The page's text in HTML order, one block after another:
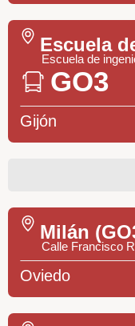
Escuela
Escuela de
GO3
Gijón
Milán
Calle Francisco
Oviedo